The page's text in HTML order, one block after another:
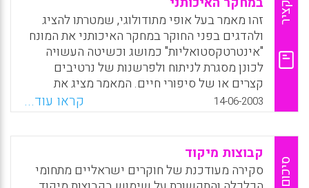
(מושג), ליצורתמונה ויזואלית (מיפוי) המצביעה על
הקשרים בין חלקי הטקסט (ציטוטים, קודים,
מזכרים) ולבצע שאילתא בוליאנית או סמנטית על
הקודים. ברמה זו מתחילה בניית מודל ויצירת
תיאוריה.
WhatsApp
Facebook
Email
X
תקציר
זהו מאמר בעל אופי מתודולוגי, שמטרתו להציג
ולהדגים בפני החוקר במחקר האיכותני את המונח
"אינטרטקסטואליות" כמושג וכשיטה העשויה
לכונן מסגרת לניתוח ולפרשנות של נרטיבים
קצרים או של סיפורי חיים. המאמר מציג את
המסגרת התיאורטית , ומדגים את יישומה במחקר
האיכותני בקריאה ובפרשנות של סיפורי חיים.
האינטרטקסטואליות כמושג מרכזי בחקר תרבות
מתאים במיוחד למחקר האיכותני הנרטיבי ,
המושתת על סובייקטיביות המספר , הסיפור ,
המאזין/החוקר , ועל הממד היחסי והבלתי קבוע
14-06-2003 קראו עוד...
סיכום
קבוצות מיקוד
סקירה מעודכנת של חוקרים ישראליים מתחומי